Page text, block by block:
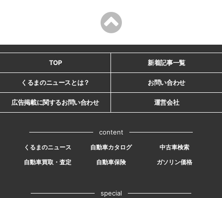
TOP 新着記事一覧
くるまのニュースとは？ お問い合わせ
広告掲載に関するお問い合わせ 運営会社
content
くるまのニュース 自動車カタログ
中古車検索
自動車買取・査定
自動車保険 ガソリン価格
special